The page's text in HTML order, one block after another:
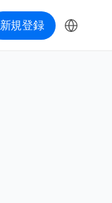
新規登録